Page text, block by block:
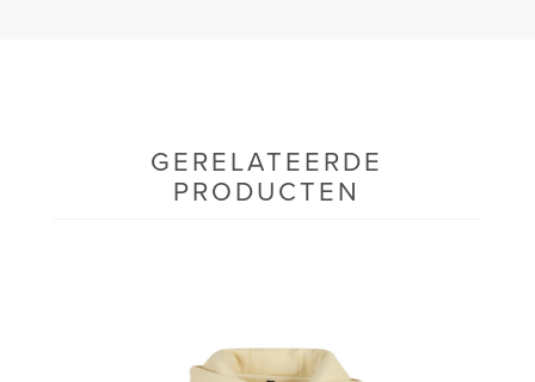
GERELATEERDE
PRODUCTEN